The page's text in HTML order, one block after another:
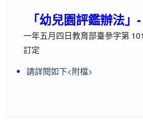
「幼兒園評鑑辦法」-
一年五月四日教育部臺參字第
訂定
請詳閱如下<附檔>